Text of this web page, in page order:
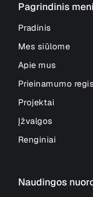
Pagrindinis
Pradinis
Mes siūlome
Apie mus
Prieinamumo
Projektai
Įžvalgos
Renginiai
Naudingos